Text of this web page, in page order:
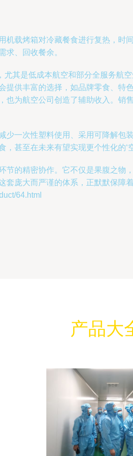
机载烤箱对冷藏餐食进行复热，
求、回收餐余。
尤其是低成本航空和部分全服务航
提供丰富的选择，如品牌零食、
为航空公司创造了辅助收入。销
少一次性塑料使用、采用可降解
甚至在未来有望实现更个性化的‘
节的精密协作。它不仅是果腹之
庞大而严谨的体系，正默默保障
64.html
产品大